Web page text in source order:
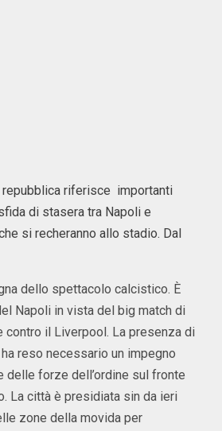
riferisce importanti
di stasera tra Napoli e
si recheranno allo stadio. Dal
dello spettacolo calcistico. È
Napoli in vista del big match di
contro il Liverpool. La presenza di
reso necessario un impegno
delle forze dell’ordine sul fronte
La città è presidiata sin da ieri
zone della movida per